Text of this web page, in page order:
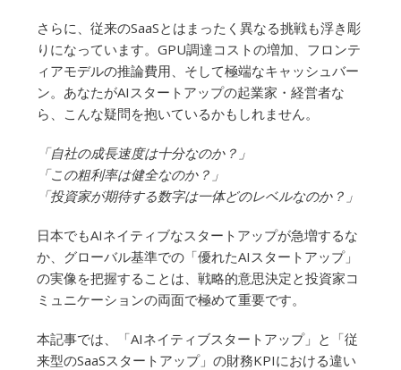
さらに、従来のSaaSとはまったく異なる挑戦も浮き彫
りになっています。GPU調達コストの増加、フロンテ
ィアモデルの推論費用、そして極端なキャッシュバー
ン。あなたがAIスタートアップの起業家・経営者な
ら、こんな疑問を抱いているかもしれません。
「自社の成長速度は十分なのか？」
「この粗利率は健全なのか？」
「投資家が期待する数字は一体どのレベルなのか？」
日本でもAIネイティブなスタートアップが急増するな
か、グローバル基準での「優れたAIスタートアップ」
の実像を把握することは、戦略的意思決定と投資家コ
ミュニケーションの両面で極めて重要です。
本記事では、「AIネイティブスタートアップ」と「従
来型のSaaSスタートアップ」の財務KPIにおける違い